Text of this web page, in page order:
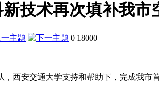
技术再次填补我市
0 18000
西安交通大学支持和帮助下，完成我